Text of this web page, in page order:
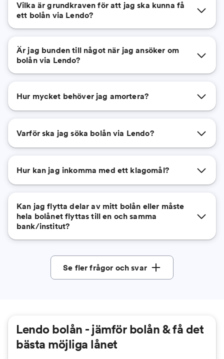
Vilka är grundkraven för att jag ska kunna få
ett bolån via Lendo?
Är jag bunden till något när jag ansöker om
bolån via Lendo?
Hur mycket behöver jag amortera?
Varför ska jag söka bolån via Lendo?
Hur kan jag inkomma med ett klagomål?
Kan jag flytta delar av mitt bolån eller måste
hela bolånet flyttas till en och samma
bank/institut?
Se fler frågor och svar
Lendo bolån - jämför bolån & få det
bästa möjliga lånet